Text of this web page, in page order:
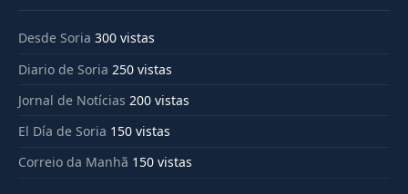
Desde Soria 300 vistas
Diario de Soria 250 vistas
Jornal de Notícias 200 vistas
El Día de Soria 150 vistas
Correio da Manhã 150 vistas